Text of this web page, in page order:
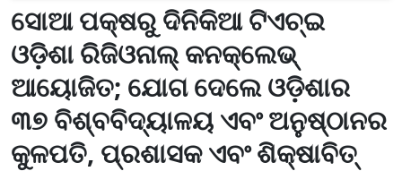
ସୋଆ ପକ୍ଷରୁ ଦିନିକିଆ ଟିଏଚ୍ଇ
ଓଡ଼ିଶା ରିଜିଓନାଲ୍ କନକ୍ଲେଭ୍
ଆୟୋଜିତ; ଯୋଗ ଦେଲେ ଓଡ଼ିଶାର
୩୭ ବିଶ୍ବବିଦ୍ୟାଳୟ ଏବଂ ଅନୁଷ୍ଠାନର
କୁଳପତି, ପ୍ରଶାସକ ଏବଂ ଶିକ୍ଷାବିତ୍